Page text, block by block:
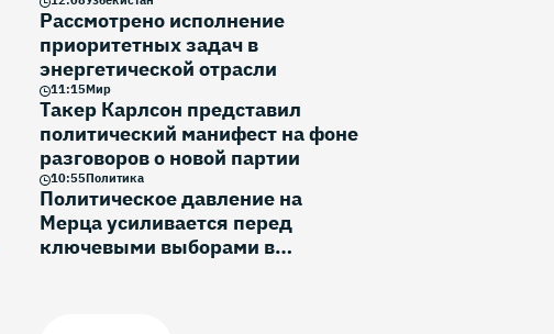
Рассмотрено исполнение
приоритетных задач в
энергетической отрасли
11:15Мир
Такер Карлсон представил
политический манифест на фоне
разговоров о новой партии
10:55Политика
Политическое давление на
Мерца усиливается перед
ключевыми выборами в